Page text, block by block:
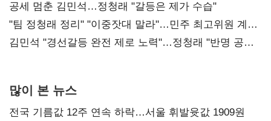
공세 멈춘 김민석…정청래 "갈등은 제가 수습"
"팀 정청래 정리" "이중잣대 말라"…민주 최고위원 계파
다툼 격화
김민석 "경선갈등 완전 제로 노력"…정청래 "반명 공세
많이 본 뉴스
전국 기름값 12주 연속 하락…서울 휘발윳값 1909원